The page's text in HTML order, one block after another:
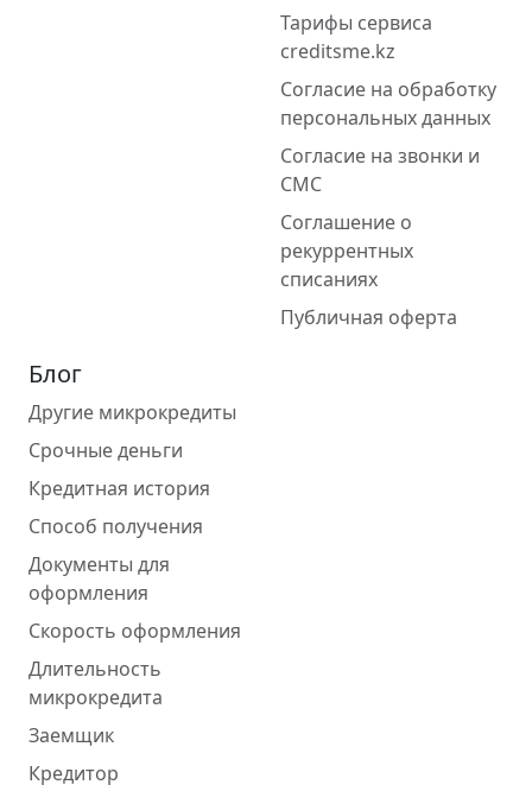
Тарифы сервиса
creditsme.kz
Согласие на обработку
персональных данных
Согласие на звонки и
СМС
Соглашение о
рекуррентных
списаниях
Публичная оферта
Блог
Другие микрокредиты
Срочные деньги
Кредитная история
Способ получения
Документы для
оформления
Скорость оформления
Длительность
микрокредита
Заемщик
Кредитор